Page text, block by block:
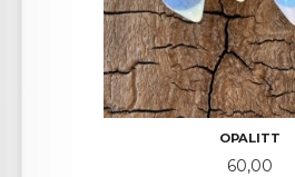
OPALITT
Pris
60,00